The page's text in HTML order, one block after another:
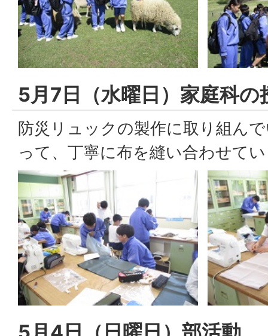
5月7日（水曜日）家庭科の
防災リュックの製作に取り組ん
って、丁寧に布を縫い合わせて